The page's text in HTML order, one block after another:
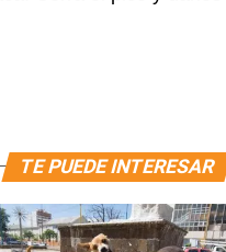
TE PUEDE INTERESAR